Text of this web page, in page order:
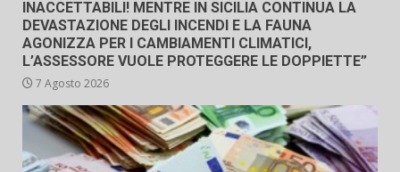
INACCETTABILI! MENTRE IN SICILIA CONTINUA LA
DEVASTAZIONE DEGLI INCENDI E LA FAUNA
AGONIZZA PER I CAMBIAMENTI CLIMATICI,
L’ASSESSORE VUOLE PROTEGGERE LE DOPPIETTE”
7 Agosto 2026